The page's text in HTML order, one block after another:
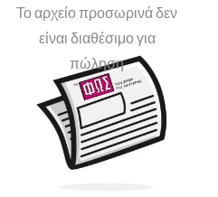
Το αρχείο προσωρινά δεν
είναι διαθέσιμο για
πώληση